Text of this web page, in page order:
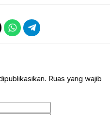
Ruas yang wajib